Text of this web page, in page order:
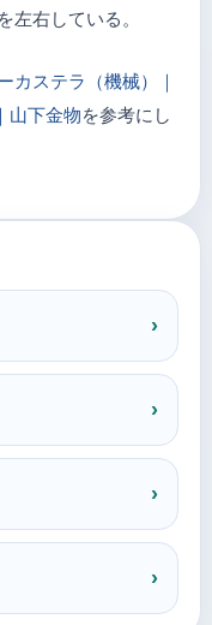
左右している。
カステラ（機械）｜
山下金物を参考にし